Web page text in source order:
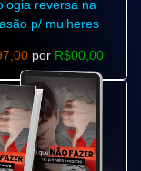
reversa na
p/ mulheres
por R$00,00